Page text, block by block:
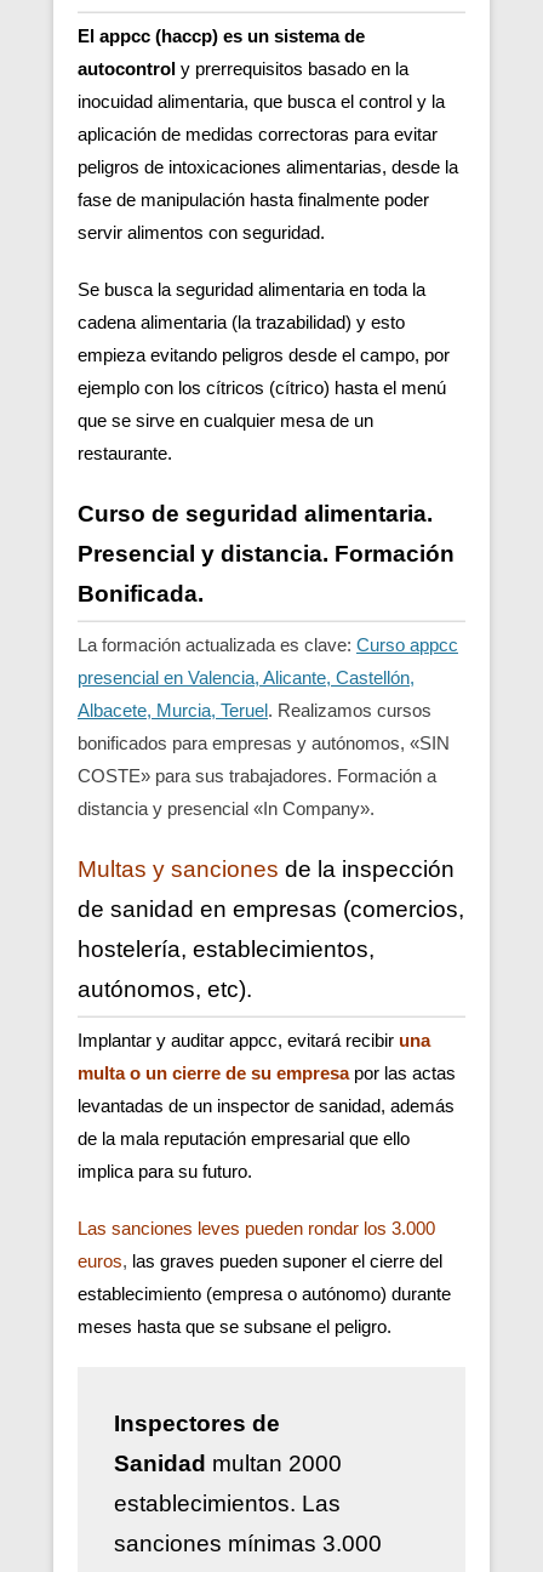
El appcc (haccp) es un sistema de
autocontrol y prerrequisitos basado en la
inocuidad alimentaria, que busca el control y la
aplicación de medidas correctoras para evitar
peligros de intoxicaciones alimentarias, desde la
fase de manipulación hasta finalmente poder
servir alimentos con seguridad.
Se busca la seguridad alimentaria en toda la
cadena alimentaria (la trazabilidad) y esto
empieza evitando peligros desde el campo, por
ejemplo con los cítricos (cítrico) hasta el menú
que se sirve en cualquier mesa de un
restaurante.
Curso de seguridad alimentaria.
Presencial y distancia. Formación
Bonificada.
La formación actualizada es clave: Curso appcc
presencial en Valencia, Alicante, Castellón,
Albacete, Murcia, Teruel. Realizamos cursos
bonificados para empresas y autónomos, «SIN
COSTE» para sus trabajadores. Formación a
distancia y presencial «In Company».
Multas y sanciones de la inspección
de sanidad en empresas (comercios,
hostelería, establecimientos,
autónomos, etc).
Implantar y auditar appcc, evitará recibir una
multa o un cierre de su empresa por las actas
levantadas de un inspector de sanidad, además
de la mala reputación empresarial que ello
implica para su futuro.
Las sanciones leves pueden rondar los 3.000
euros, las graves pueden suponer el cierre del
establecimiento (empresa o autónomo) durante
meses hasta que se subsane el peligro.
Inspectores de
Sanidad multan 2000
establecimientos. Las
sanciones mínimas 3.000